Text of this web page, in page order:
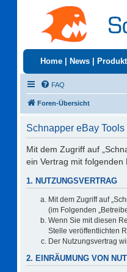
Home News
FAQ
Foren-Übersicht
Schnapper eBay
Mit dem Zugriff auf
ein Vertrag mit folgenden
1. NUTZUNGSVERTRAG
Mit dem Zugriff auf
(im Folgenden
Wenn Sie mit diesen
Stelle veröffentlichten
Der Nutzungsvertrag
2. EINRÄUMUNG VON